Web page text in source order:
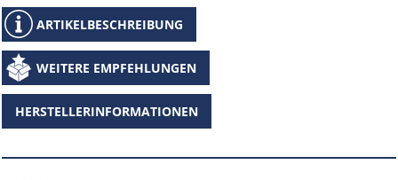
ARTIKELBESCHREIBUNG
WEITERE EMPFEHLUNGEN
HERSTELLERINFORMATIONEN